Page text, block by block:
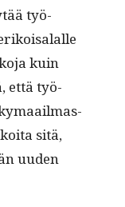
työ­
kuin
että työ­
sitä,
uuden